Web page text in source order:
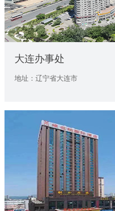
大连办事处
地址：辽宁省大连市